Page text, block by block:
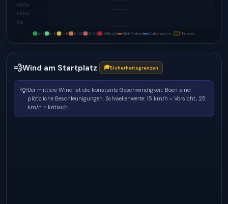
400m
200m
0m
0–5 6–10 11–15 16–20 21–25 >25km/h GBH-Plafond Wolkenbasis Thermik
💨Wind am Startplatz 🎓Sicherheitsgrenzen
💡Der mittlere Wind ist die konstante Geschwindigkeit. Böen sind
plötzliche Beschleunigungen. Schwellenwerte: 15 km/h = Vorsicht, 25
km/h = kritisch.